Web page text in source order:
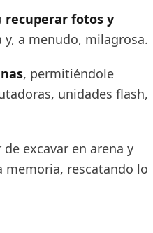
recuperar fotos y
a menudo, milagrosa.
, permitiéndole
unidades flash,
excavar en arena y
memoria, rescatando lo